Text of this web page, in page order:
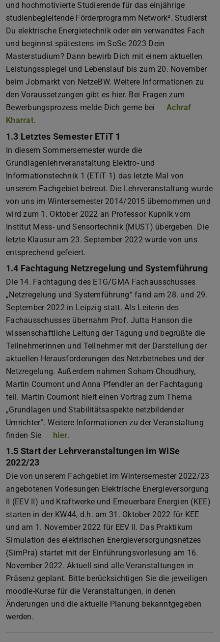
und hochmotivierte Studierende für das einjährige
studienbegleitende Förderprogramm Network². Studierst
Du elektrische Energietechnik oder ein verwandtes Fach
und beginnst spätestens im SoSe 2023 Dein
Masterstudium? Dann bewirb Dich mit einem aktuellen
Leistungsspiegel und Lebenslauf bis zum 20. November
beim Jobmarkt von NetzeBW. Weitere Informationen zu
den Voraussetzungen gibt es hier. Bei Fragen zum
Bewerbungsprozess melde Dich gerne bei
Achraf
Kharrat.
1.3 Letztes Semester ETiT 1
In diesem Sommersemester wurde die
Grundlagenlehrveranstaltung Elektro- und
Informationstechnik 1 (ETiT 1) das letzte Mal von
unserem Fachgebiet betreut. Die Lehrveranstaltung wurde
von uns im Wintersemester 2014/2015 übernommen und
wird zum 1. Oktober 2022 an Professor Kupnik vom
Institut Mess- und Sensortechnik (MUST) übergeben. Die
letzte Klausur am 23. September 2022 wurde von uns
entsprechend gefeiert.
1.4 Fachtagung Netzregelung und Systemführung
Die 14. Fachtagung des ETG/GMA Fachausschusses
„Netzregelung und Systemführung“ fand am 28. und 29.
September 2022 in Leipzig statt. Als Leiterin des
Fachausschusses übernahm Prof. Jutta Hanson die
wissenschaftliche Leitung der Tagung und begrüßte die
Teilnehmerinnen und Teilnehmer mit der Darstellung der
aktuellen Herausforderungen des Netzbetriebes und der
Netzregelung. Außerdem nahmen Soham Choudhury,
Martin Coumont und Anna Pfendler an der Fachtagung
teil. Martin Coumont hielt einen Vortrag zum Thema
„Grundlagen und Stabilitätsaspekte netzbildender
Umrichter“. Weitere Informationen zu der Veranstaltung
finden Sie
hier.
1.5 Start der Lehrveranstaltungen im WiSe
2022/23
Die von unserem Fachgebiet im Wintersemester 2022/23
angebotenen Vorlesungen Elektrische Energieversorgung
II (EEV II) und Kraftwerke und Erneuerbare Energien (KEE)
starten in der KW44, d.h. am 31. Oktober 2022 für KEE
und am 1. November 2022 für EEV II. Das Praktikum
Simulation des elektrischen Energieversorgungsnetzes
(SimPra) startet mit der Einführungsvorlesung am 16.
November 2022. Aktuell sind alle Veranstaltungen in
Präsenz geplant. Bitte berücksichtigen Sie die jeweiligen
moodle-Kurse für die Veranstaltungen, in denen
Änderungen und die aktuelle Planung bekanntgegeben
werden.